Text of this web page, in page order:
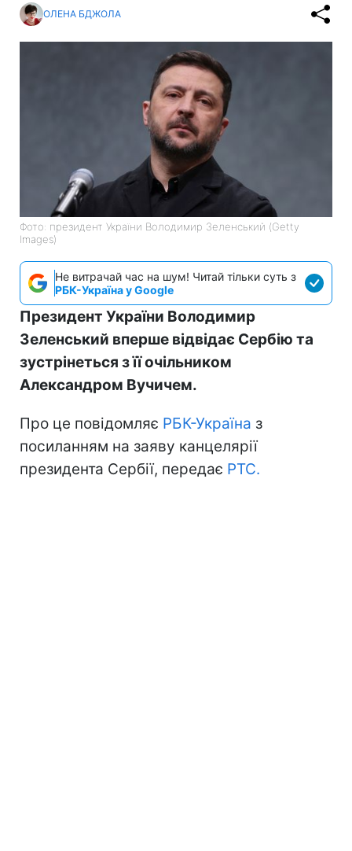
ОЛЕНА БДЖОЛА
Фото: президент України Володимир Зеленський (Getty
Images)
Не витрачай час на шум! Читай тільки суть з
РБК-Україна у Google
Президент України Володимир
Зеленський вперше відвідає Сербію та
зустрінеться з її очільником
Александром Вучичем.
Про це повідомляє РБК-Україна з
посиланням на заяву канцелярії
президента Сербії, передає РТС.